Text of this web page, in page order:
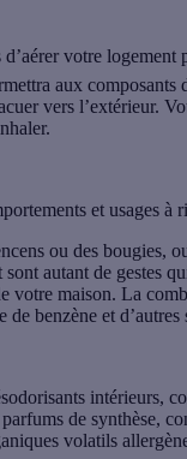
votre logement
aux composants
vers l’extérieur.
et usages à
ou des bougies,
autant de gestes
votre maison. La
de benzène et d’autres
intérieurs,
de synthèse,
volatils